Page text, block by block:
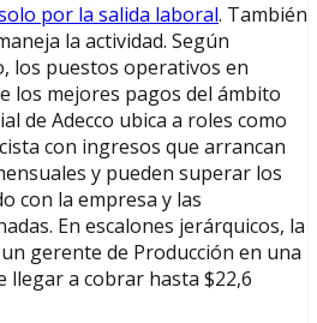
por la salida laboral. También
la actividad. Según
los puestos operativos en
los mejores pagos del ámbito
de Adecco ubica a roles como
con ingresos que arrancan
y pueden superar los
con la empresa y las
En escalones jerárquicos, la
gerente de Producción en una
llegar a cobrar hasta $22,6